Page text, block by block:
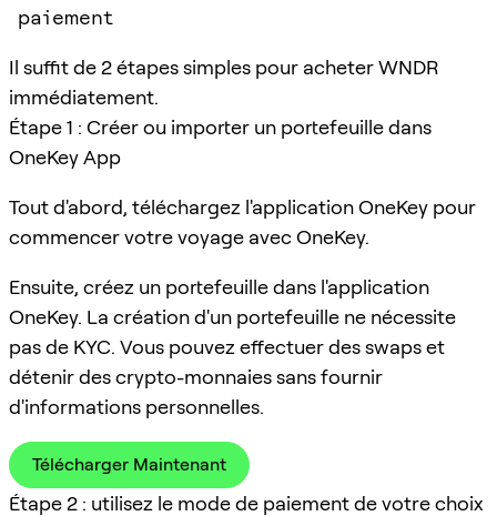
paiement
Il suffit de 2 étapes simples pour acheter WNDR
immédiatement.
Étape 1 : Créer ou importer un portefeuille dans
OneKey App
Tout d'abord, téléchargez l'application OneKey pour
commencer votre voyage avec OneKey.
Ensuite, créez un portefeuille dans l'application
OneKey. La création d'un portefeuille ne nécessite
pas de KYC. Vous pouvez effectuer des swaps et
détenir des crypto-monnaies sans fournir
d'informations personnelles.
Télécharger Maintenant
Étape 2 : utilisez le mode de paiement de votre choix